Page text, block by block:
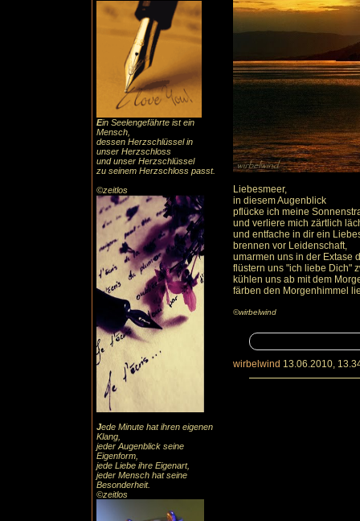
Ein Seelengefährte ist ein
Mensch,
dessen Herzschlüssel in
unser Herzschloss
und unser Herzschlüssel
zu seinem Herzschloss passt.
©zeitlos
Jede Minute hat ihren eigenen
Klang,
jeder Augenblick seine
Eigenform,
jede Liebe ihre Eigenart,
jeder Mensch hat seine
Besonderheit.
©zeitlos
Liebesmeer,
in diesem Augenblick
pflücke ich meine
und verliere mich zärtlich
und entfache in dir ein
brennen vor Leidenschaft,
umarmen uns in der Extase
flüstern uns "ich liebe Dich"
kühlen uns ab mit dem
färben den Morgenhimmel
©wirbelwind
wirbelwind 13.06.2010,